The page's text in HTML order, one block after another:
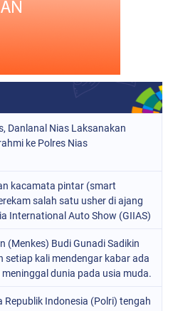
Danlanal Nias Laksanakan
ke Polres Nias
kacamata pintar (smart
salah satu usher di ajang
International Auto Show (GIIAS)
(Menkes) Budi Gunadi Sadikin
setiap kali mendengar kabar ada
dunia pada usia muda.
apabila masih ada warga yang
Republik Indonesia (Polri) tengah